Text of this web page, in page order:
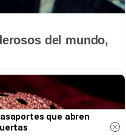
del mundo,
que abren